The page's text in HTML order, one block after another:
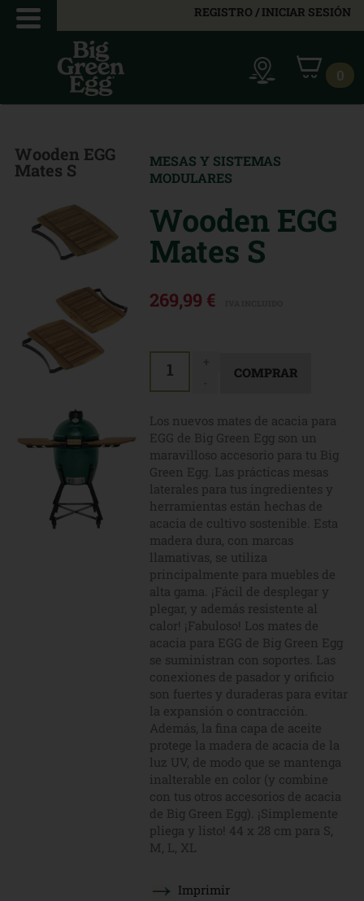
REGISTRO / INICIAR SESIÓN
0
Wooden EGG
Mates S
MESAS Y SISTEMAS
MODULARES
Wooden EGG
Mates S
269,99 €
1
Los nuevos mates de acacia para
EGG de Big Green Egg son un
maravilloso accesorio para tu Big
Green Egg. Las prácticas mesas
laterales para tus ingredientes y
herramientas están hechas de
acacia de cultivo sostenible. Esta
madera dura, con marcas
llamativas, se utiliza
principalmente para muebles de
alta gama. ¡Fácil de desplegar y
plegar, y además resistente al
calor! ¡Fabuloso! Los mates de
acacia para EGG de Big Green Egg
se suministran con soportes. Las
conexiones de pasador y orificio
son fuertes y duraderas para evitar
la expansión o contracción.
Además, la fina capa de aceite
protege la madera de acacia de la
luz UV, de modo que se mantenga
inalterable en color (y combine
con tus otros accesorios de acacia
de Big Green Egg). ¡Simplemente
pliega y listo! 44 x 28 cm para S,
M, L, XL
Imprimir